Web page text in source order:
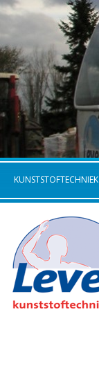
KUNSTSTOFTECHNIEK